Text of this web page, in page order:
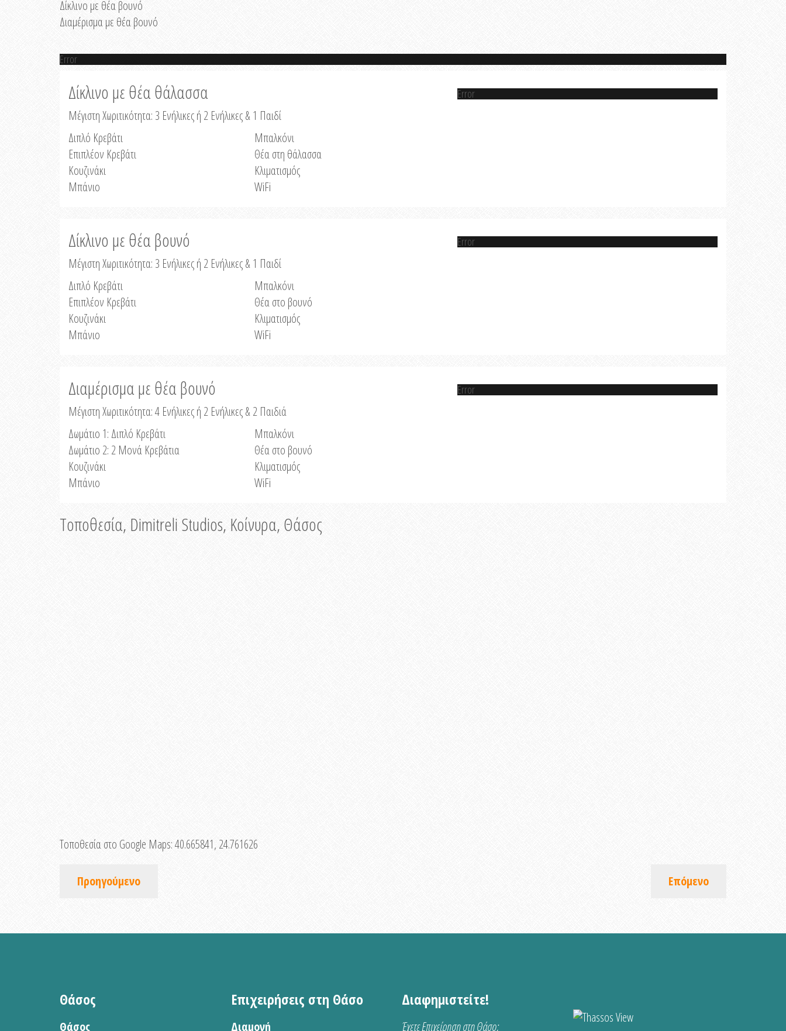
Δίκλινο με θέα βουνό
Διαμέρισμα με θέα βουνό
Error
Δίκλινο με θέα θάλασσα
Μέγιστη Χωριτικότητα: 3 Ενήλικες ή 2 Ενήλικες & 1 Παιδί
Διπλό Κρεβάτι
Επιπλέον Κρεβάτι
Κουζινάκι
Μπάνιο
Μπαλκόνι
Θέα στη θάλασσα
Κλιματισμός
WiFi
Error
Δίκλινο με θέα βουνό
Μέγιστη Χωριτικότητα: 3 Ενήλικες ή 2 Ενήλικες & 1 Παιδί
Διπλό Κρεβάτι
Επιπλέον Κρεβάτι
Κουζινάκι
Μπάνιο
Μπαλκόνι
Θέα στο βουνό
Κλιματισμός
WiFi
Error
Διαμέρισμα με θέα βουνό
Μέγιστη Χωριτικότητα: 4 Ενήλικες ή 2 Ενήλικες & 2 Παιδιά
Δωμάτιο 1: Διπλό Κρεβάτι
Δωμάτιο 2: 2 Μονά Κρεβάτια
Κουζινάκι
Μπάνιο
Μπαλκόνι
Θέα στο βουνό
Κλιματισμός
WiFi
Error
Τοποθεσία, Dimitreli Studios, Κοίνυρα, Θάσος
Τοποθεσία στο Google Maps:40.665841, 24.761626
Προηγούμενο Επόμενο
Θάσος
Θάσος
Επιχειρήσεις στη Θάσο
Διαμονή
Διαφημιστείτε!
Έχετε Επιχείρηση στη Θάσο;